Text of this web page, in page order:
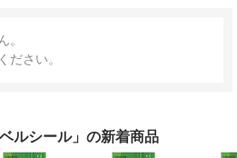
。
ださい。
ルシール」の新着商品